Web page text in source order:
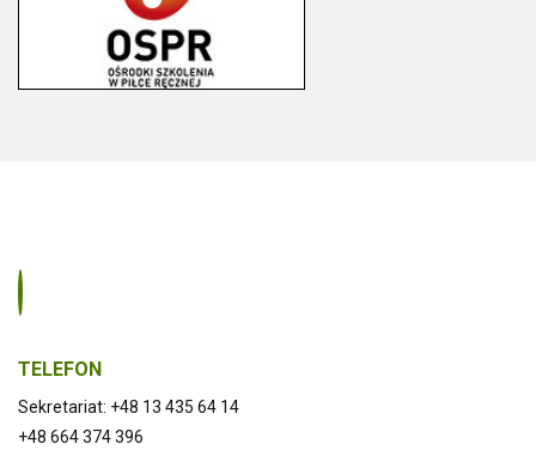
TELEFON
Sekretariat: +48 13 435 64 14
+48 664 374 396